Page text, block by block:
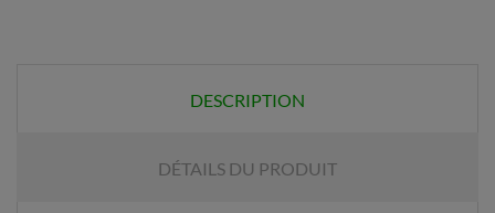
DESCRIPTION
DÉTAILS DU PRODUIT